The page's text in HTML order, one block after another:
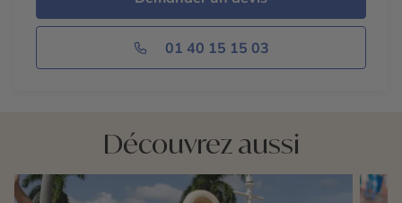
01 40 15 15 03
Découvrez aussi